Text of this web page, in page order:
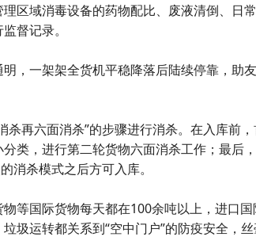
区域消毒设备的药物配比、废液清倒、日
督记录。
，一架架全货机平稳降落后陆续停靠，助
再六面消杀”的步骤进行消杀。在入库前
类，进行第二轮货物六面消杀工作；最后
消杀模式之后方可入库。
等国际货物每天都在100余吨以上，进口
圾运转都关系到“空中门户”的防疫安全，丝